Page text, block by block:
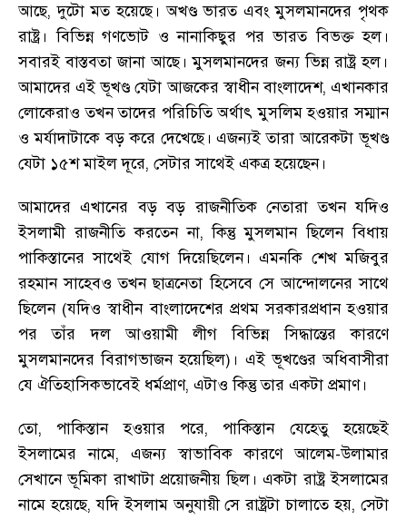
আছে,দুটো মত হয়েছে। অখণ্ড ভারত এবং মুসলমানদের পৃথক
রাষ্ট্র। বিভিন্ন গণভোট ও নানাকিছুর পর ভারত বিভক্ত হল ।
সবারই বাস্তবতা জানা আছে। মুসলমানদের জন্য ভিন্ন রাষ্ট্র হল।
আমাদের এই ভূখণ্ড যেটা আজকের স্বাধীন বাংলাদেশ, এখানকার
লোকেরাও তখন তাদের পরিচিতি অর্থাৎ মুসলিম হওয়ার সম্মান
ও মর্যাদাটাকে বড় করে দেখেছে। এজন্যই তারা আরেকটা ভূখণ্ড
যেটা ১৫শ মাইল দূরে, সেটার সাথেই একত্র হয়েছেন।
আমাদের এখানের বড় বড় রাজনীতিক নেতারা তখন যদিও
ইসলামী রাজনীতি করতেন না,কিন্তু মুসলমান ছিলেন বিধায়
পাকিস্তানের সাথেই যোগ দিয়েছিলেন। এমনকি শেখ মজিবুর
রহমান সাহেবও তখন ছাত্রনেতা হিসেবে সে আন্দোলনের সাথে
ছিলেন (যদিও স্বাধীন বাংলাদেশের প্রথম সরকারপ্রধান হওয়ার
পর তাঁর দল আওয়ামী লীগ বিভিন্ন সিদ্ধান্তের কারণে
মুসলমানদের বিরাগভাজন হয়েছিল) । এই ভূখণ্ডের অধিবাসীরা
যে ঐতিহাসিকভাবেই ধর্মপ্রাণ, এটাও কিন্তু তার একটা প্রমাণ।
তো,পাকিস্তান হওয়ার পরে,পাকিস্তান যেহেতু হয়েছেই
ইসলামের নামে, এজন্য স্বাভাবিক কারণে আলেম-উলামার
সেখানে ভূমিকা রাখাটা প্রয়োজনীয় ছিল । একটা রাষ্ট্র ইসলামের
নামে হয়েছে,যদি ইসলাম অনুযায়ী সে রাষ্ট্রটা চালাতে হয়,সেটা